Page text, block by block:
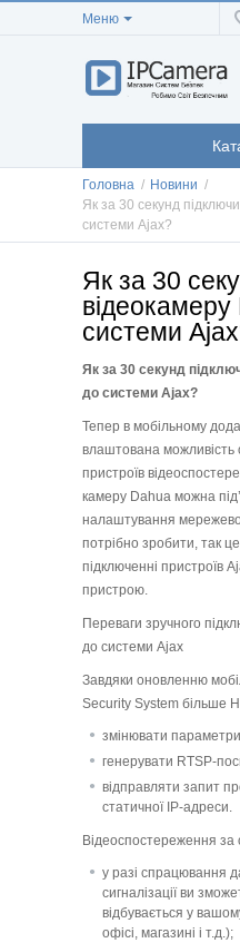
Меню
Головна / Новини /
Як за 30 секунд
системи Ajax?
Як за 30
системи
Як за 30 секунд п
до системи Ajax?
Тепер в мобільному
влаштована можливість
пристроїв
камеру Dahua можна
налаштування
потрібно зробити, так
підключенні пристроїв
пристрою.
Переваги зручного
до системи Ajax
Завдяки оновленню
Security System більше
змінювати
генерувати RTSP-
відправляти запит
статичної ІР-адреси.
Відеоспостереження за
у разі спрацювання
сигналізації ви
відбувається у
офісі, магазині і т.д.);